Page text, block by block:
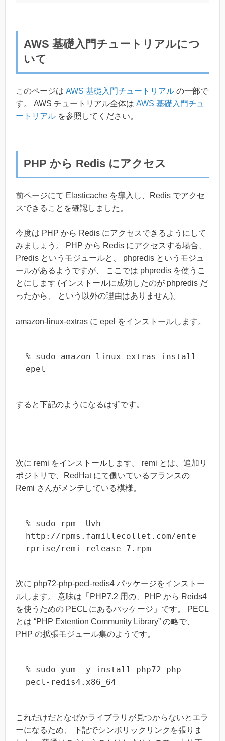
AWS 基礎入門チュートリアルにつ
いて
このページは AWS 基礎入門チュートリアル の一部で
す。 AWS チュートリアル全体は AWS 基礎入門チュ
ートリアル を参照してください。
PHP から Redis にアクセス
前ページにて Elasticache を導入し、Redis でアクセ
スできることを確認しました。
今度は PHP から Redis にアクセスできるようにして
みましょう。 PHP から Redis にアクセスする場合、
Predis というモジュールと、 phpredis というモジュ
ールがあるようですが、 ここでは phpredis を使うこ
とにします (インストールに成功したのが phpredis だ
ったから、 という以外の理由はありません)。
amazon-linux-extras に epel をインストールします。
% sudo amazon-linux-extras install
epel
すると下記のようになるはずです。
次に remi をインストールします。 remi とは、追加リ
ポジトリで、RedHat にて働いているフランスの
Remi さんがメンテしている模様。
% sudo rpm -Uvh
http://rpms.famillecollet.com/ente
rprise/remi-release-7.rpm
次に php72-php-pecl-redis4 パッケージをインストー
ルします。 意味は「PHP7.2 用の、PHP から Reids4
を使うための PECL にあるパッケージ」です。 PECL
とは “PHP Extention Community Library” の略で、
PHP の拡張モジュール集のようです。
% sudo yum -y install php72-php-
pecl-redis4.x86_64
これだけだとなぜかライブラリが見つからないとエラ
ーになるため、 下記でシンボリックリンクを張りま